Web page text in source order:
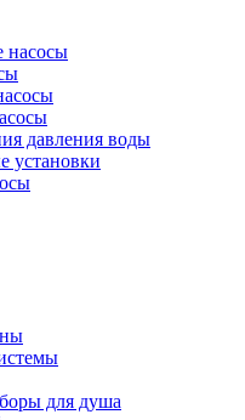
насосы
давления воды
установки
для душа